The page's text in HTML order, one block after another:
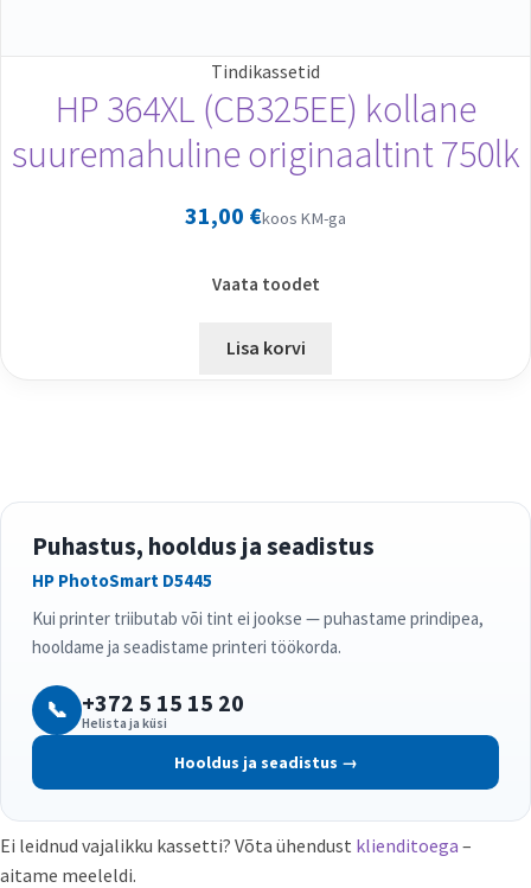
Tindikassetid
HP 364XL (CB325EE) kollane
suuremahuline originaaltint 750lk
31,00 €koos KM-ga
Vaata toodet
Lisa korvi
Puhastus, hooldus ja seadistus
HP PhotoSmart D5445
Kui printer triibutab või tint ei jookse — puhastame prindipea,
hooldame ja seadistame printeri töökorda.
📞 +372 5 15 15 20
Helista ja küsi
Hooldus ja seadistus →
Ei leidnud vajalikku kassetti? Võta ühendust klienditoega –
aitame meeleldi.